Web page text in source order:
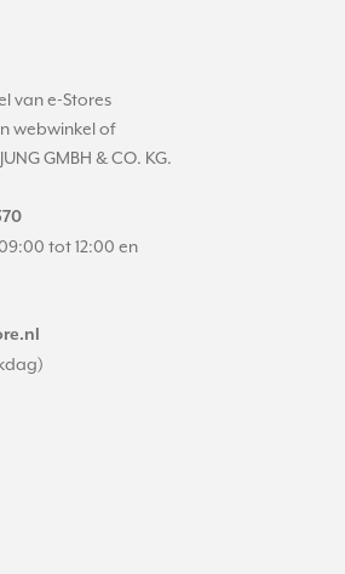
van e-Stores
webwinkel of
GMBH & CO. KG.
tot 12:00 en